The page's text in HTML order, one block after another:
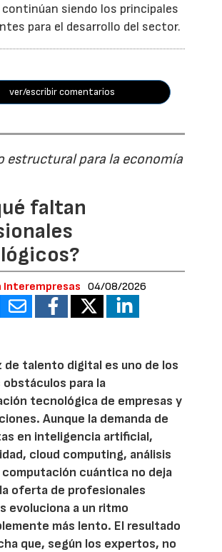
siendo los principales
para el desarrollo del sector.
ver/escribir comentarios
estructural para la economía
faltan
Interempresas 04/08/2026
de talento digital es uno de los
para la
tecnológica de empresas y
Aunque la demanda de
en inteligencia artificial,
cloud computing, análisis
cuántica no deja
oferta de profesionales
evoluciona a un ritmo
más lento. El resultado
que, según los expertos, no